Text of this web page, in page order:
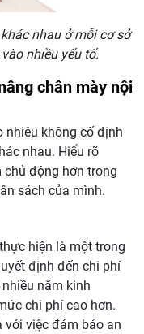
nhau ở mỗi cơ sở
nhiều yếu tố.
chân mày nội
nhiêu không cố định
nhau. Hiểu rõ
chủ động hơn trong
sách của mình.
hiện là một trong
định đến chi phí
năm kinh
chi phí cao hơn.
với việc đảm bảo an